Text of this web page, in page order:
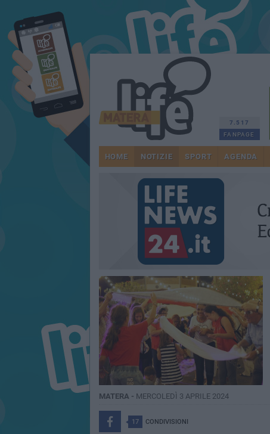
7.517
FANPAGE
HOME NOTIZIE SPORT AGENDA
MATERA - MERCOLEDÌ 3 APRILE 2024
17 CONDIVISIONI